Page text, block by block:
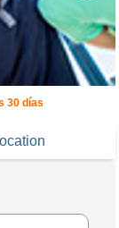
30 días